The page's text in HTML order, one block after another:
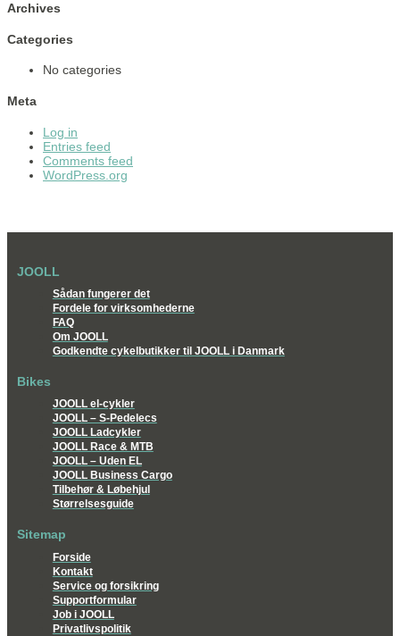
Archives
Categories
No categories
Meta
Log in
Entries feed
Comments feed
WordPress.org
JOOLL
Sådan fungerer det
Fordele for virksomhederne
FAQ
Om JOOLL
Godkendte cykelbutikker til JOOLL i Danmark
Bikes
JOOLL el-cykler
JOOLL – S-Pedelecs
JOOLL Ladcykler
JOOLL Race & MTB
JOOLL – Uden EL
JOOLL Business Cargo
Tilbehør & Løbehjul
Størrelsesguide
Sitemap
Forside
Kontakt
Service og forsikring
Supportformular
Job i JOOLL
Privatlivspolitik